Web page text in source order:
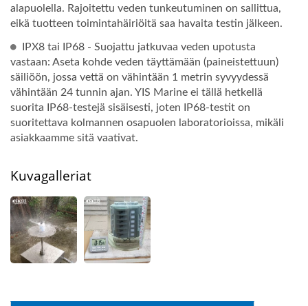
alapuolella. Rajoitettu veden tunkeutuminen on sallittua,
eikä tuotteen toimintahäiriöitä saa havaita testin jälkeen.
IPX8 tai IP68 - Suojattu jatkuvaa veden upotusta
vastaan: Aseta kohde veden täyttämään (paineistettuun)
säiliöön, jossa vettä on vähintään 1 metrin syvyydessä
vähintään 24 tunnin ajan. YIS Marine ei tällä hetkellä
suorita IP68-testejä sisäisesti, joten IP68-testit on
suoritettava kolmannen osapuolen laboratorioissa, mikäli
asiakkaamme sitä vaativat.
Kuvagalleriat